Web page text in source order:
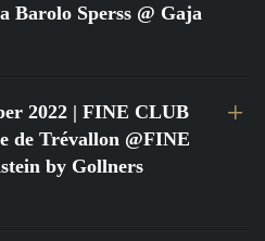
Barolo Sperss @ Gaja
2022 | FINE CLUB
de Trévallon @FINE
by Gollners